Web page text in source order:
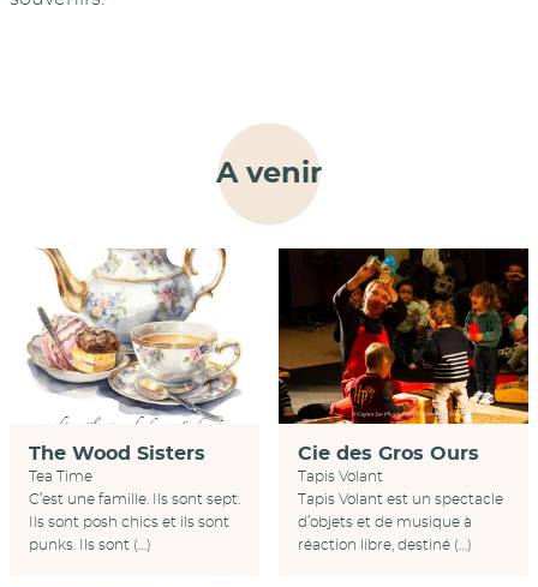
A venir
The Wood Sisters
Tea Time
C’est une famille. Ils sont sept.
Ils sont posh chics et ils sont
punks. Ils sont (…)
Cie des Gros Ours
Tapis Volant
Tapis Volant est un spectacle
d’objets et de musique à
réaction libre, destiné (…)